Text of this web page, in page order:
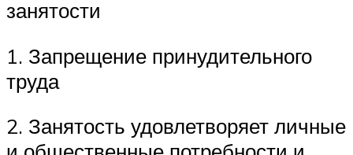
занятости
1. Запрещение принудительного
труда
2. Занятость удовлетворяет личные